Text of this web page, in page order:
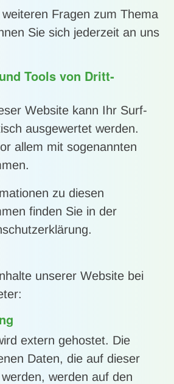
Fragen zum Thema
Sie sich jederzeit an uns
Tools von Dritt­
Website kann Ihr Surf-
ausgewertet werden.
allem mit sogenannten
zu diesen
finden Sie in der
unserer Website bei
extern gehostet. Die
Daten, die auf dieser
werden auf den